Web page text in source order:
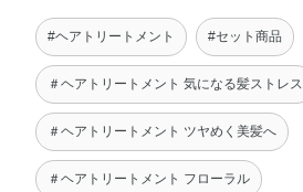
#ヘアトリートメント #セット商品
＃ヘアトリートメント 気になる髪ストレス
＃ヘアトリートメント ツヤめく美髪へ
＃ヘアトリートメント フローラル